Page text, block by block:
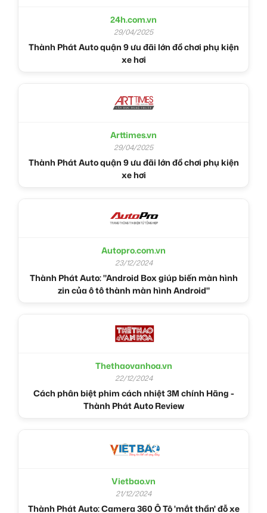
24h.com.vn
29/04/2025
Thành Phát Auto quận 9 ưu đãi lớn đồ chơi phụ kiện
xe hơi
Arttimes.vn
29/04/2025
Thành Phát Auto quận 9 ưu đãi lớn đồ chơi phụ kiện
xe hơi
Autopro.com.vn
23/12/2024
Thành Phát Auto: "Android Box giúp biến màn hình
zin của ô tô thành màn hình Android"
Thethaovanhoa.vn
22/12/2024
Cách phân biệt phim cách nhiệt 3M chính Hãng -
Thành Phát Auto Review
Vietbao.vn
21/12/2024
Thành Phát Auto: Camera 360 Ô Tô 'mắt thần' đỗ xe